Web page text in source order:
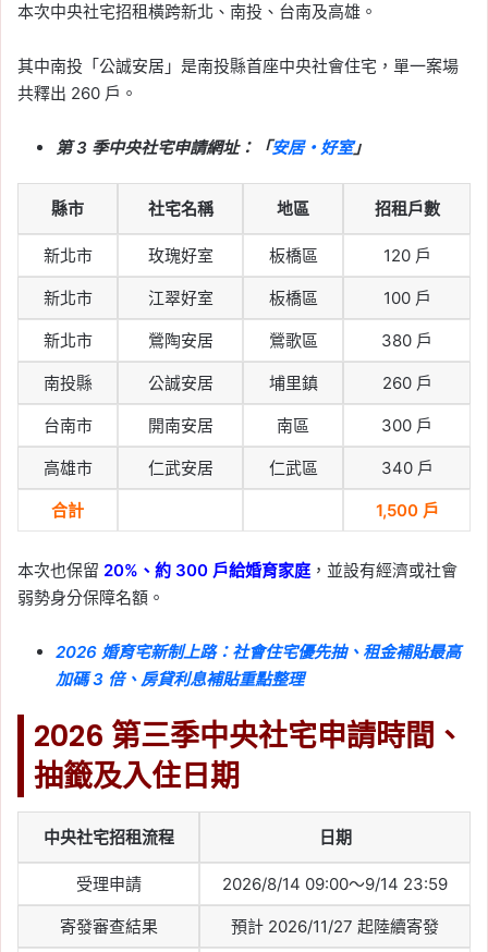
本次中央社宅招租橫跨新北、南投、台南及高雄。
其中南投「公誠安居」是南投縣首座中央社會住宅，單一案場
共釋出 260 戶。
第 3 季中央社宅申請網址：「安居・好室」
縣市 社宅名稱 地區 招租戶數
新北市 玫瑰好室 板橋區 120 戶
新北市 江翠好室 板橋區 100 戶
新北市 鶯陶安居 鶯歌區 380 戶
南投縣 公誠安居 埔里鎮 260 戶
台南市 開南安居 南區 300 戶
高雄市 仁武安居 仁武區 340 戶
合計 1,500 戶
本次也保留 20%、約 300 戶給婚育家庭 ，並設有經濟或社會
弱勢身分保障名額。
2026 婚育宅新制上路：社會住宅優先抽、租金補貼最高
加碼 3 倍、房貸利息補貼重點整理
2026 第三季中央社宅申請時間、
抽籤及入住日期
中央社宅招租流程 日期
受理申請 2026/8/14 09:00～9/14 23:59
寄發審查結果 預計 2026/11/27 起陸續寄發